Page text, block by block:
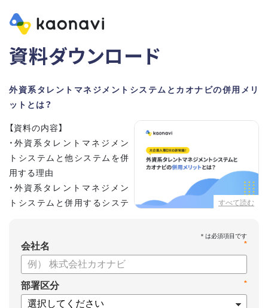
資料ダウンロード
外資系タレントマネジメントシステムとカオナビの併用メリ
ットとは？
すべて読む
【資料の内容】
・外資系タレントマネジメン
トシステムと他システムを併
用する理由
・外資系タレントマネジメン
トシステムと併用するシステ
・お客さまの声
*
会社名
*
部署区分